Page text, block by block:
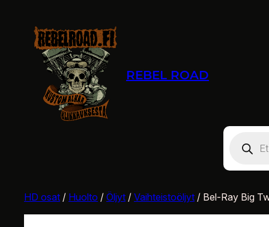
REBEL ROAD
search
HD osat / Huolto / Öljyt / Vaihteistoöljyt / Bel-Ray Big